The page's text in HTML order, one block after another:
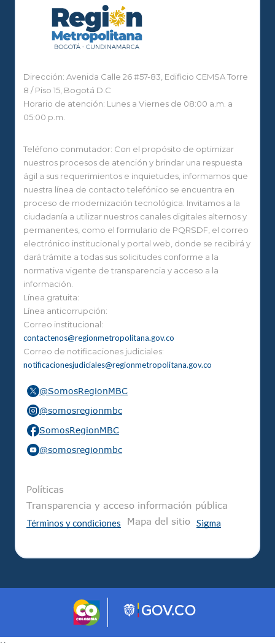
Dirección: Avenida Calle 26 #57-83, Edificio CEMSA Torre
8 / Piso 15, Bogotá D.C
Horario de atención: Lunes a Viernes de 08:00 a.m. a
05:00 p.m.
Teléfono conmutador: Con el propósito de optimizar
nuestros procesos de atención y brindar una respuesta
ágil a sus requerimientos e inquietudes, informamos que
nuestra línea de contacto telefónico se encuentra en
proceso de modernización tecnológica. Invitamos a la
ciudadanía a utilizar nuestros canales digitales alternos y
permanentes, como el formulario de PQRSDF, el correo
electrónico institucional y portal web, donde se recibirá y
dará trámite a todas sus solicitudes conforme a la
normativa vigente de transparencia y acceso a la
información.
Línea gratuita:
Línea anticorrupción:
Correo institucional:
contactenos@regionmetropolitana.gov.co
Correo de notificaciones judiciales:
notificacionesjudiciales@regionmetropolitana.gov.co
@SomosRegionMBC
@somosregionmbc
SomosRegionMBC
@somosregionmbc
Pie de página
Políticas
Transparencia y acceso información pública
Términos y condiciones
Mapa del sitio Sigma